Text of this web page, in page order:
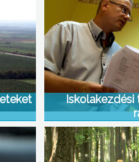
Iskolakezdési